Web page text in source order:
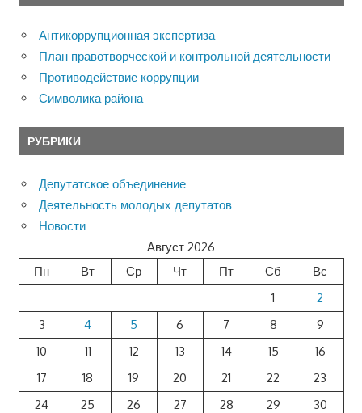
Антикоррупционная экспертиза
План правотворческой и контрольной деятельности
Противодействие коррупции
Символика района
РУБРИКИ
Депутатское объединение
Деятельность молодых депутатов
Новости
Август 2026
Пн
Вт Ср Чт Пт Сб
Вс
1
2
3
4 5 6 7 8
9
10
11 12 13 14 15
16
17
18 19 20 21 22
23
24
25 26 27 28 29
30